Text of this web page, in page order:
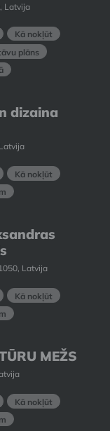
Latvija
Kā nokļūt
plāns
dizaina
Kā nokļūt
Latvija
Kā nokļūt
MEŽS
Kā nokļūt